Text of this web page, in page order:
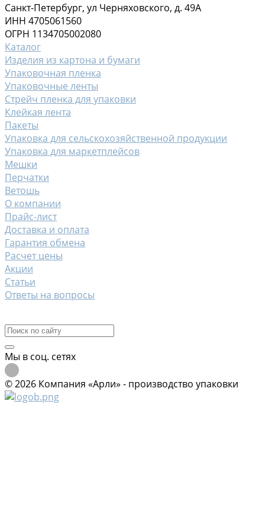
Санкт-Петербург, ул Черняховского, д. 49А
ИНН 4705061560
ОГРН 1134705002080
Каталог
Изделия из картона и бумаги
Упаковочная пленка
Упаковочные ленты
Стрейч пленка для упаковки
Клейкая лента
Пакеты
Упаковка для сельскохозяйственной продукции
Упаковка для маркетплейсов
Мешки
Перчатки
Ветошь
О компании
Прайс-лист
Доставка и оплата
Гарантия обмена
Расчет цены
Акции
Статьи
Ответы на вопросы
Мы в соц. сетях
© 2026 Компания «Арли» - производство упаковки